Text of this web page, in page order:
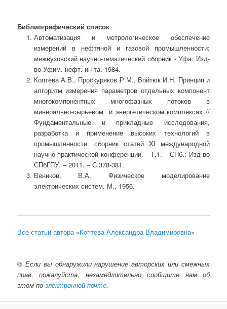
Библиографический список
Автоматизация и метрологическое обеспечение
измерений в нефтяной и газовой промышленности:
межвузовский научно-тематический сборник - Уфа: Изд-
во Уфим. нефт. ин-та. 1984.
Коптева А.В., Проскуряков Р.М., Войтюк И.Н. Принцип и
алгоритм измерения параметров отдельных компонент
многокомпонентных многофазных потоков в
минерально-сырьевом и энергетическом комплексах //
Фундаментальные и прикладные исследования,
разработка и применение высоких технологий в
промышленности: сборник статей XI международной
научно-практической конференции. - Т.1. - СПб.: Изд-во
СПбГПУ. – 2011. – С.378-381.
Веников, В.А. Физическое моделирование
электрических систем. М., 1956.
Все статьи автора «Коптева Александра Владимировна»
© Если вы обнаружили нарушение авторских или смежных
прав, пожалуйста, незамедлительно сообщите нам об
этом поэлектронной почте.